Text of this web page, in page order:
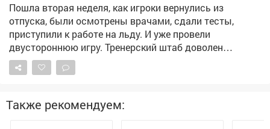
Пошла вторая неделя, как игроки вернулись из
отпуска, были осмотрены врачами, сдали тесты,
приступили к работе на льду. И уже провели
двустороннюю игру. Тренерский штаб доволен
отношением хоккеистов к работе и тем состоянием, в
каком они подошли к сборам. Состав команды
тренер Виктор Александров. Подписания ещё будут.
На данный момент необходимо усиление атакующих
Также рекомендуем: